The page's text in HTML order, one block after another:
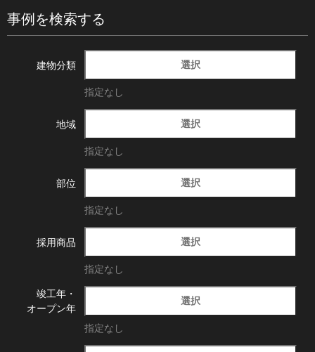
事例を検索する
建物分類 選択
指定なし
地域 選択
指定なし
部位 選択
指定なし
採用商品 選択
指定なし
竣工年・
オープン年
選択
指定なし